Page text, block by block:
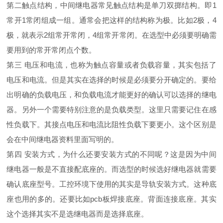
第二触点结构，中间继电器常见触点结构是单刀双掷结构。即1
常开1常闭组成一组。通常会把这样的结构称为极。比如2极，4
极，就表示2组常开常闭，4组常开常闭。在选型中必须要明确需
要用到的常开常闭点个数。
第三 电压和电流，也称为触点容量或者负载容量，其实包括了
电压和电流。但是其实在选择的时候是必须要分开确定的。要给
出明确的负载电压，和负载电流才能更好的确认可以选择的继电
器。另外一个需要特别注意的是负载类型。这里只需要记住在感
性负载下。其接点电压和电流比阻性负载下要更小。这个区别是
会在中间继电器资料里面写明的。
第四 安装方式，为什么还要安装方式的不同呢？这是因为中间
继电器一般是不直接配底座的。而选型的时候选好继电器就需要
确认底座型号。工控环境下使用的其实是导轨安装方式。这种底
座也用的多的。还要比如pcb板焊接底座。背面连接底座。其实
这个选择其实不是选继电器而是选择底座。